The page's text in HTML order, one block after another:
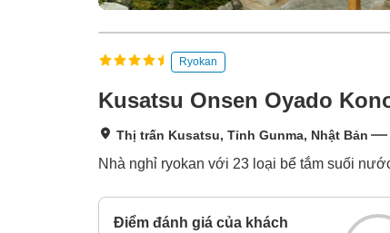
Ryokan
Kusatsu Onsen Oyado
Thị trấn Kusatsu, Tỉnh Gunma, Nhật Bản
Nhà nghỉ ryokan với 23 loại bể tắm suối
Điểm đánh giá của khách